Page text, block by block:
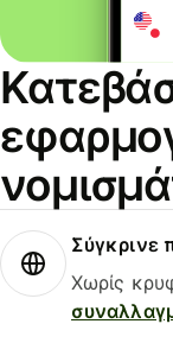
Σύγκρινε
Χωρίς